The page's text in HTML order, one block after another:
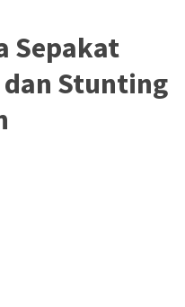
Sepakat
Stunting